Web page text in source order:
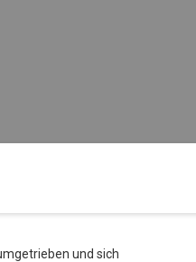
und sich